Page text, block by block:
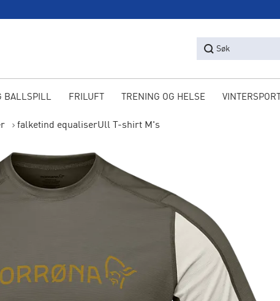
Søk
BALLSPILL FRILUFT TRENING OG HELSE VINTERSPORT
falketind equaliserUll T-shirt M's